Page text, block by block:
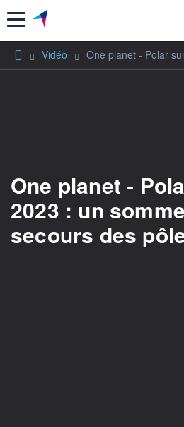
Menu
Vidéo One planet - Polar
One planet -
2023 : un
secours des